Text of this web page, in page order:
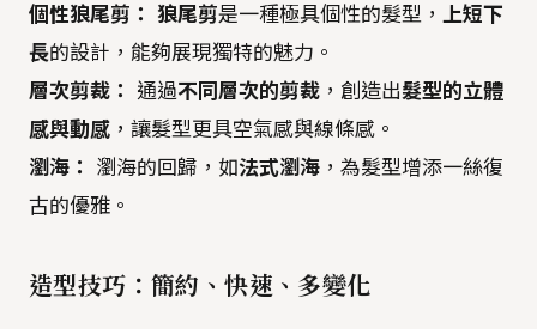
個性狼尾剪：
狼尾剪是一種極具個性的髮型， 上短下
長的設計，能夠展現獨特的魅力。
層次剪裁：
通過不同層次的剪裁 ，創造出髮型的立體
感與動感 ，讓髮型更具空氣感與線條感。
瀏海：
瀏海的回歸，如法式瀏海 ，為髮型增添一絲復
古的優雅。
造型技巧：簡約、快速、多變化